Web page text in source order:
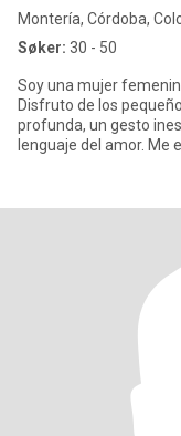
Montería, Córdoba,
Søker: 30 - 50
Soy una mujer
Disfruto de los
profunda, un gesto
lenguaje del amor. Me